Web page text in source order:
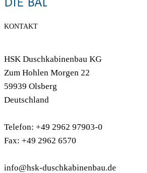
KONTAKT
HSK Duschkabinenbau KG
Zum Hohlen Morgen 22
59939 Olsberg
Deutschland
Telefon: +49 2962 97903-0
Fax: +49 2962 6570
info@hsk-duschkabinenbau.de